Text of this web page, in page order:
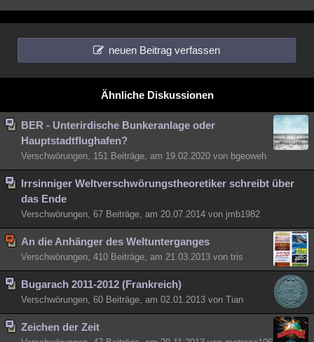
neuen Beitrag verfassen
Ähnliche Diskussionen
BER - Unterirdische Bunkeranlage oder
Hauptstadtflughafen?
Verschwörungen, 151 Beiträge, am 19.02.2020 von bgeoweh
Irrsinniger Weltverschwörungstheoretiker schreibt über
das Ende
Verschwörungen, 67 Beiträge, am 20.07.2014 von jmb1982
An die Anhänger des Weltunterganges
Verschwörungen, 410 Beiträge, am 21.03.2013 von tris
Bugarach 2011-2012 (Frankreich)
Verschwörungen, 60 Beiträge, am 02.01.2013 von Tian
Zeichen der Zeit